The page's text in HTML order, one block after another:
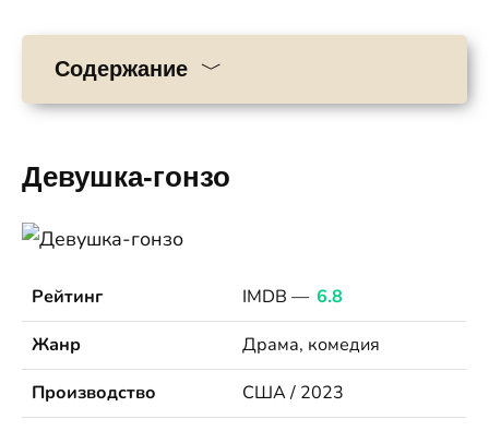
Содержание
Девушка-гонзо
Рейтинг IMDB — 6.8
Жанр
Драма, комедия
Производство
США / 2023